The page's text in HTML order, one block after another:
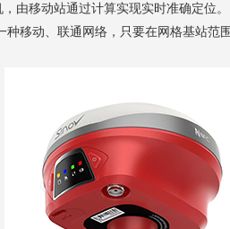
由移动站通过计算实现实时准确定位。
种移动、联通网络，只要在网格基站